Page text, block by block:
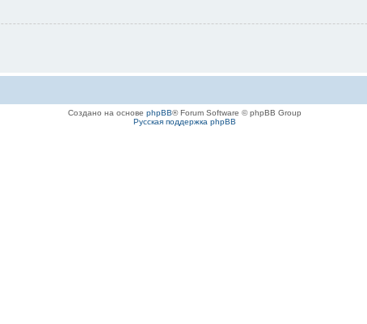
Создано на основе phpBB® Forum Software © phpBB Group
Русская поддержка phpBB